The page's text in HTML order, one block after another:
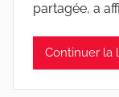
partagée, a
Continuer la